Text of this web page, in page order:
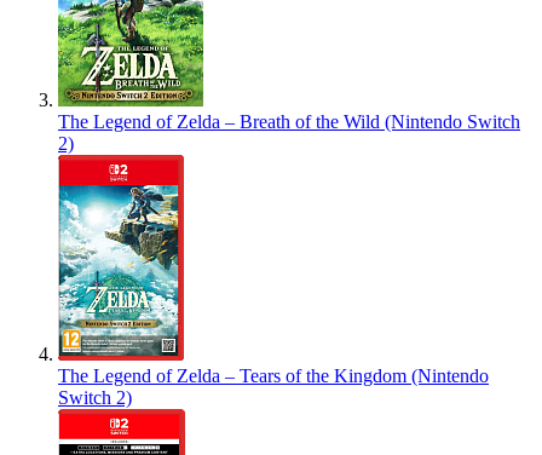
The Legend of Zelda – Breath of the Wild (Nintendo Switch
2)
The Legend of Zelda – Tears of the Kingdom (Nintendo
Switch 2)